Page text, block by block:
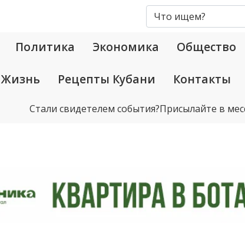
Политика Экономика Общество
Жизнь Рецепты Кубани Контакты
Стали свидетелем события?Присылайте в